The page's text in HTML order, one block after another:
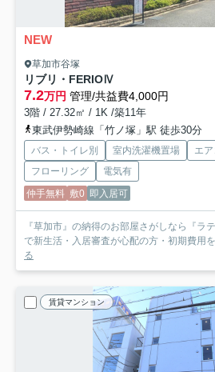
NEW
草加市谷塚
リブリ・FERIOⅣ
7.2万円 管理/共益費4,000円
3階 / 27.32㎡ / 1K /築11年
東武伊勢崎線「竹ノ塚」駅 徒歩30分
バス・トイレ別 室内洗濯機置場 エ
フローリング
電気有
仲手無料 敷0 即入居可
『草加市』の納得のお部屋さがしなら『ラ
で新生活・入居審査が心配の方・初期費用
る
賃貸マンション